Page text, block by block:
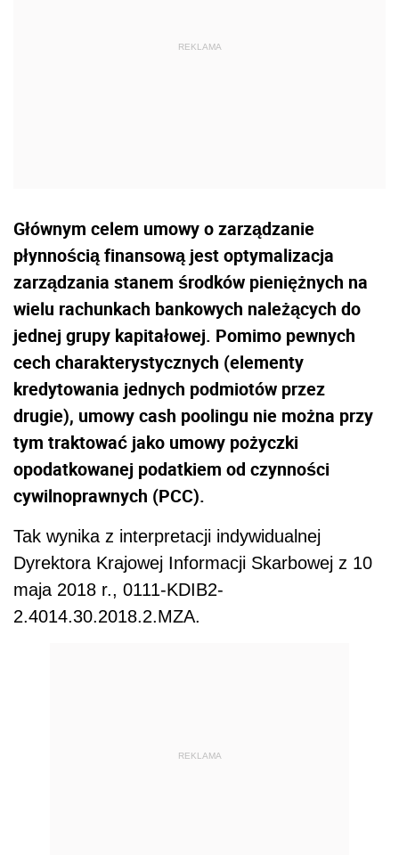
Głównym celem umowy o zarządzanie
płynnością finansową jest optymalizacja
zarządzania stanem środków pieniężnych na
wielu rachunkach bankowych należących do
jednej grupy kapitałowej. Pomimo pewnych
cech charakterystycznych (elementy
kredytowania jednych podmiotów przez
drugie), umowy cash poolingu nie można przy
tym traktować jako umowy pożyczki
opodatkowanej podatkiem od czynności
cywilnoprawnych (PCC).
Tak wynika z interpretacji indywidualnej
Dyrektora Krajowej Informacji Skarbowej z 10
maja 2018 r., 0111-KDIB2-
2.4014.30.2018.2.MZA.
REKLAMA